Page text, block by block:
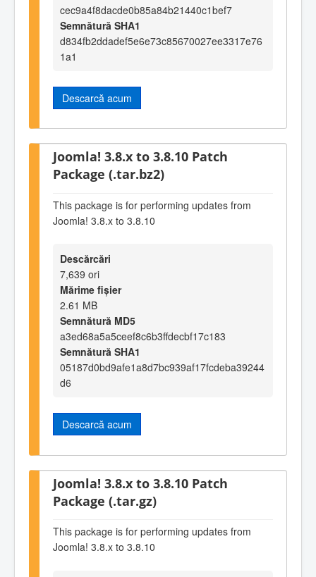
cec9a4f8dacde0b85a84b21440c1bef7
Semnătură SHA1
d834fb2ddadef5e6e73c85670027ee3317e76
1a1
Descarcă acum
Joomla! 3.8.x to 3.8.10 Patch
Package (.tar.bz2)
This package is for performing updates from
Joomla! 3.8.x to 3.8.10
Descărcări
7,639 ori
Mărime fișier
2.61 MB
Semnătură MD5
a3ed68a5a5ceef8c6b3ffdecbf17c183
Semnătură SHA1
05187d0bd9afe1a8d7bc939af17fcdeba39244
d6
Descarcă acum
Joomla! 3.8.x to 3.8.10 Patch
Package (.tar.gz)
This package is for performing updates from
Joomla! 3.8.x to 3.8.10